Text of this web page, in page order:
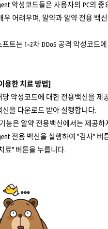
악성코드들은 사용자의 PC의
우 어려우며, 알약과 알약 전용 백
트는 1~2차 DDoS 공격 악성코드
용한 치료 방법]
당 악성코드에 대한 전용백신을 제
신을 다운로드 받아 실행합니다.
능은 알약 전용백신에서는 제공
전용 백신을 실행하여 "검사"
료" 버튼을 누릅니다.